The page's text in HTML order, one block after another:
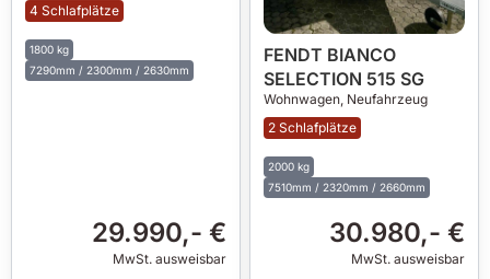
4 Schlafplätze
1800 kg
7290mm / 2300mm / 2630mm
29.990,- €
MwSt. ausweisbar
FENDT BIANCO
SELECTION 515 SG
Wohnwagen, Neufahrzeug
2 Schlafplätze
2000 kg
7510mm / 2320mm / 2660mm
30.980,- €
MwSt. ausweisbar